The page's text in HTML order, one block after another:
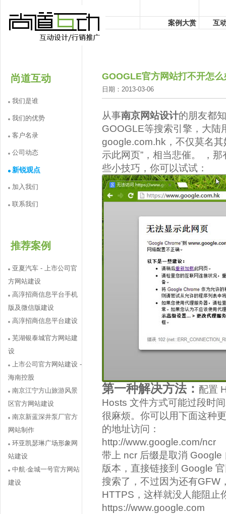
尚道互动
我们是谁
我们的优势
客户名录
公司动态
新锐观点
加入我们
联系我们
推荐案例
亚夏汽车 - 上市公司官
方网站建设
高淳招商信息平台手机
版及微信版建设
高淳招商信息平台建设
芜湖银泰城官方网站建
设
上市公司官方网站建设 -
海南控股
南京江宁方山旅游风景
区官方网站建设
南京新蓝深井泵厂官方
网站制作
环亚凯瑟琳广场形象网
站建设
中航·金城一号官方网站
建设
案例大赏 互
GOOGLE官方网站打不开怎么
日期：2013-03-06
从事南京网站设计的朋友都
GOOGLE等搜索引擎，大陆
google.com.hk，不仅莫名
示此网页”，相当悲催。 ，
些小技巧，你可以试试：
第一种解决方法： 配置
Hosts 文件方式可能过段时
很麻烦。你可以用下面这种
的地址访问：
http://www.google.com/ncr
带上 ncr 后缀是取消
版本，直接链接到 Google
搜索了，不过因为还有GFW
HTTPS，这样就没人能阻止
https://www.google.com